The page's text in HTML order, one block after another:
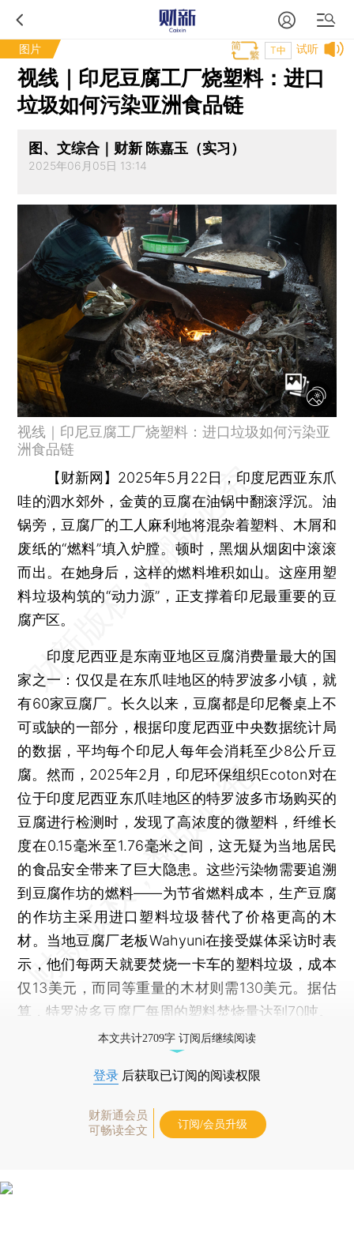
图片 试听
T中
视线｜印尼豆腐工厂烧塑料：进口
垃圾如何污染亚洲食品链
图、文综合｜财新 陈嘉玉（实习）
2025年06月05日 13:14
视线｜印尼豆腐工厂烧塑料：进口垃圾如何污染亚
洲食品链
【财新网】 2025年5月22日，印度尼西亚东爪
哇的泗水郊外，金黄的豆腐在油锅中翻滚浮沉。油
锅旁，豆腐厂的工人麻利地将混杂着塑料、木屑和
废纸的“燃料”填入炉膛。顿时，黑烟从烟囱中滚滚
而出。在她身后，这样的燃料堆积如山。这座用塑
料垃圾构筑的“动力源”，正支撑着印尼最重要的豆
腐产区。
印度尼西亚是东南亚地区豆腐消费量最大的国
家之一：仅仅是在东爪哇地区的特罗波多小镇，就
有60家豆腐厂。长久以来，豆腐都是印尼餐桌上不
可或缺的一部分，根据印度尼西亚中央数据统计局
的数据，平均每个印尼人每年会消耗至少8公斤豆
腐。然而，2025年2月，印尼环保组织Ecoton对在
位于印度尼西亚东爪哇地区的特罗波多市场购买的
豆腐进行检测时，发现了高浓度的微塑料，纤维长
度在0.15毫米至1.76毫米之间，这无疑为当地居民
的食品安全带来了巨大隐患。这些污染物需要追溯
到豆腐作坊的燃料——为节省燃料成本，生产豆腐
的作坊主采用进口塑料垃圾替代了价格更高的木
材。当地豆腐厂老板Wahyuni在接受媒体采访时表
示，他们每两天就要焚烧一卡车的塑料垃圾，成本
仅13美元，而同等重量的木材则需130美元。据估
算，特罗波多豆腐厂每周的塑料焚烧量达到70吨。
本文共计2709字 订阅后继续阅读
登录 后获取已订阅的阅读权限
财新通会员
可畅读全文
订阅/会员升级